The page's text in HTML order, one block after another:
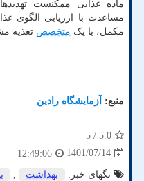
ماده غذایی ممکنست
مساعدت با ارزیابی الگوی
مکمل، با یک متخصص تغذیه
منبع: آزمایشگاه رادین
5.0
/ 5
1401/07/14
12:49:06
تگهای خبر:
بهداشت ,